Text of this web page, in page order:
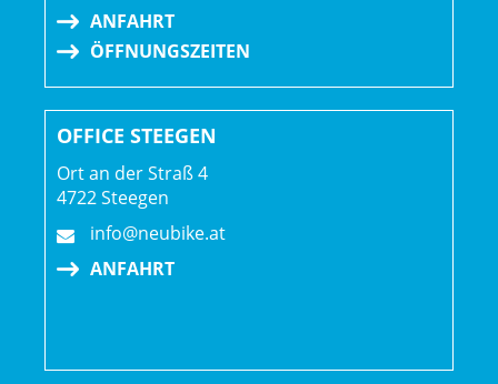
ANFAHRT
ÖFFNUNGSZEITEN
OFFICE STEEGEN
Ort an der Straß 4
4722 Steegen
info@neubike.at
ANFAHRT